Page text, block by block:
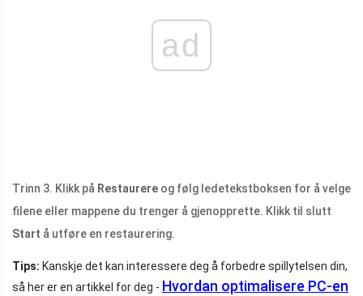
ad
Trinn 3. Klikk på Restaurere og følg ledetekstboksen for å velge
filene eller mappene du trenger å gjenopprette. Klikk til slutt
Start å utføre en restaurering.
Tips: Kanskje det kan interessere deg å forbedre spillytelsen din,
så her er en artikkel for deg - Hvordan optimalisere PC-en